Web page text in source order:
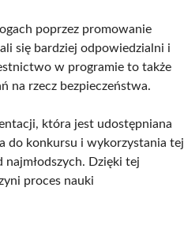
poprzez promowanie
się bardziej odpowiedzialni i
w programie to także
na rzecz bezpieczeństwa.
która jest udostępniana
do konkursu i wykorzystania tej
Dzięki tej
proces nauki